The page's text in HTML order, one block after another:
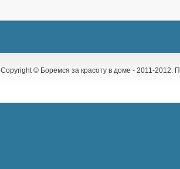
Copyright © Боремся за красоту в доме - 2011-2012.